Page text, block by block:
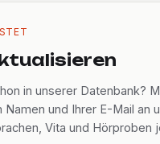
in unserer Datenbank?
Namen und Ihrer E-Mail an
Vita und Hörproben